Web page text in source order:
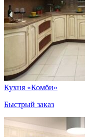
Кухня «Комби»
Быстрый заказ